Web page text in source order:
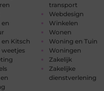
Kitsch
weetjes
transport
Webdesign
Winkelen
Wonen
Woning en Tuin
Woningen
Zakelijk
Zakelijke
dienstverlening